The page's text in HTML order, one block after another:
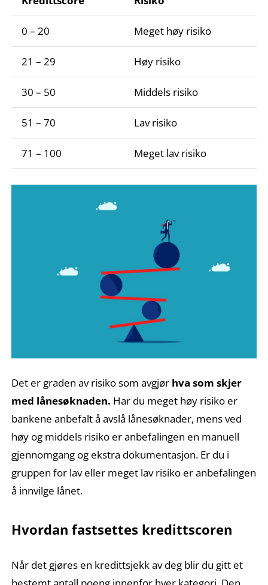
0 – 20 Meget høy risiko
21 – 29 Høy risiko
30 – 50 Middels risiko
51 – 70 Lav risiko
71 – 100 Meget lav risiko
Det er graden av risiko som avgjør hva som skjer
med lånesøknaden. Har du meget høy risiko er
bankene anbefalt å avslå lånesøknader, mens ved
høy og middels risiko er anbefalingen en manuell
gjennomgang og ekstra dokumentasjon. Er du i
gruppen for lav eller meget lav risiko er anbefalingen
å innvilge lånet.
Hvordan fastsettes kredittscoren
Når det gjøres en kredittsjekk av deg blir du gitt et